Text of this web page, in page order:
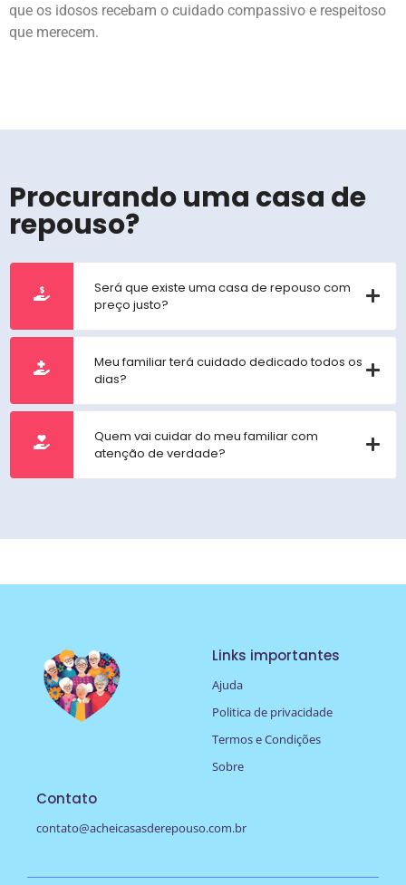
que os idosos recebam o cuidado compassivo e respeitoso
que merecem.
Procurando uma casa de
repouso?
Será que existe uma casa de repouso com
preço justo?
Meu familiar terá cuidado dedicado todos os
dias?
Quem vai cuidar do meu familiar com
atenção de verdade?
Links importantes
Ajuda
Politica de privacidade
Termos e Condições
Sobre
Contato
contato@acheicasasderepouso.com.br